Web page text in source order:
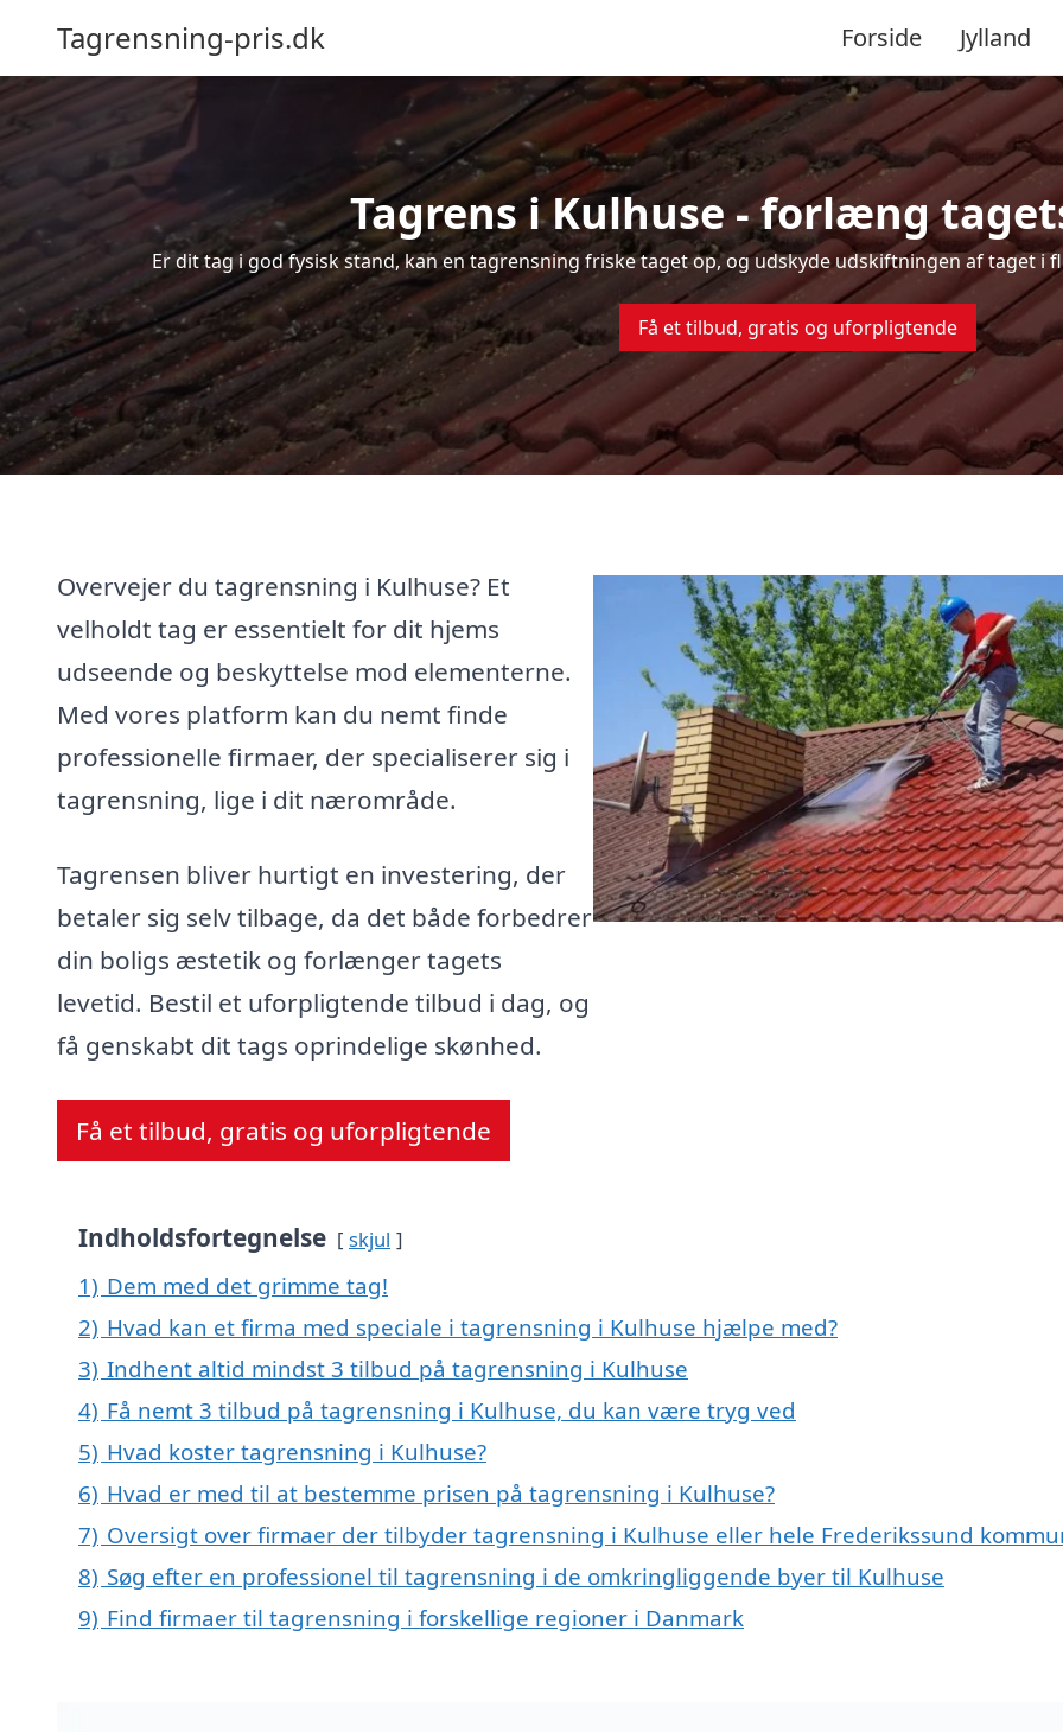
Tagrensning-pris.dk Forside Jylland
Tagrens i Kulhuse - forlæng
Er dit tag i god fysisk stand, kan en tagrensning friske taget op, og udskyde udskiftningen af taget i
Få et tilbud, gratis og uforpligtende
Overvejer du tagrensning i Kulhuse? Et
velholdt tag er essentielt for dit hjems
udseende og beskyttelse mod elementerne.
Med vores platform kan du nemt finde
professionelle firmaer, der specialiserer sig i
tagrensning, lige i dit nærområde.
Tagrensen bliver hurtigt en investering, der
betaler sig selv tilbage, da det både forbedrer
din boligs æstetik og forlænger tagets
levetid. Bestil et uforpligtende tilbud i dag, og
få genskabt dit tags oprindelige skønhed.
Få et tilbud, gratis og uforpligtende
Indholdsfortegnelse skjul
1) Dem med det grimme tag!
2) Hvad kan et firma med speciale i tagrensning i Kulhuse hjælpe med?
3) Indhent altid mindst 3 tilbud på tagrensning i Kulhuse
4) Få nemt 3 tilbud på tagrensning i Kulhuse, du kan være tryg ved
5) Hvad koster tagrensning i Kulhuse?
6) Hvad er med til at bestemme prisen på tagrensning i Kulhuse?
7) Oversigt over firmaer der tilbyder tagrensning i Kulhuse eller hele Frederikssund
8) Søg efter en professionel til tagrensning i de omkringliggende byer til Kulhuse
9) Find firmaer til tagrensning i forskellige regioner i Danmark